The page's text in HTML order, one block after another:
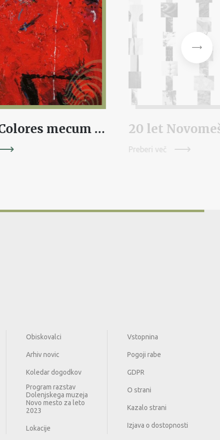
KOTAR Colores mecum porto
Preberi več
Obiskovalci
Arhiv novic
Koledar dogodkov
Program razstav
Dolenjskega muzeja
Novo mesto za leto
2023
Lokacije
Vstopnina
Pogoji rabe
GDPR
O strani
Kazalo strani
Izjava o dostopnosti